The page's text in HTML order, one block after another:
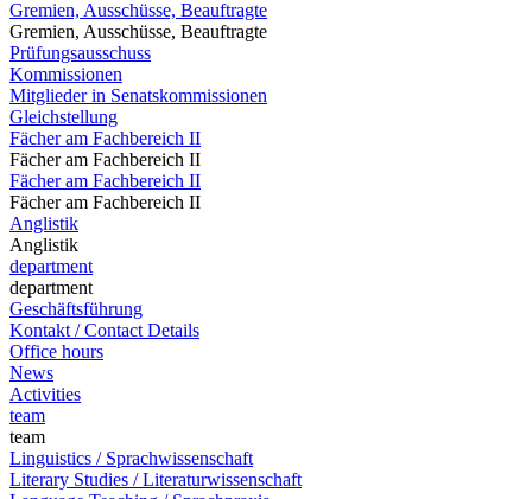
Gremien, Ausschüsse, Beauftragte
Gremien, Ausschüsse, Beauftragte
Prüfungsausschuss
Kommissionen
Mitglieder in Senatskommissionen
Gleichstellung
Fächer am Fachbereich II
Fächer am Fachbereich II
Fächer am Fachbereich II
Fächer am Fachbereich II
Anglistik
Anglistik
department
department
Geschäftsführung
Kontakt / Contact Details
Office hours
News
Activities
team
team
Linguistics / Sprachwissenschaft
Literary Studies / Literaturwissenschaft